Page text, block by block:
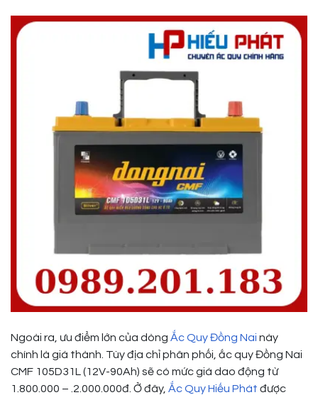
Ngoài ra, ưu điểm lớn của dòng Ắc Quy Đồng Nai này
chính là giá thành. Tùy địa chỉ phân phối, ắc quy Đồng Nai
CMF 105D31L (12V-90Ah) sẽ có mức giá dao động từ
1.800.000 – .2.000.000đ. Ở đây, Ắc Quy Hiếu Phát được